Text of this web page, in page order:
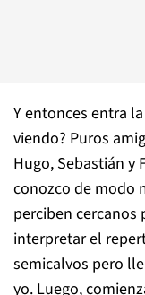
Y entonces entra
viendo? Puros
Hugo, Sebastián y
conozco de modo
perciben
interpretar el
semicalvos pero
yo. Luego,